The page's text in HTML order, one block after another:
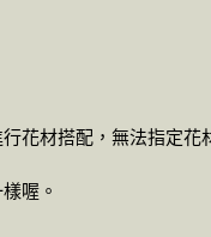
花材搭配，無法指定花
喔。